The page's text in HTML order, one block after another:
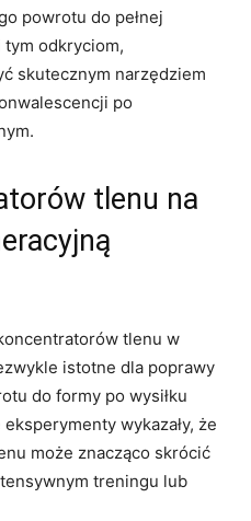
powrotu‌ do pełnej⁣
odkryciom,
skutecznym narzędziem
po
tlenu na
tlenu w
istotne dla poprawy
do formy⁢ po wysiłku
wykazały, że
może znacząco skrócić
treningu lub​